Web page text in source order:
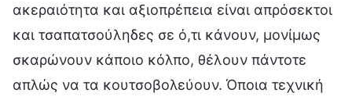
ακεραιότητα και αξιοπρέπεια είναι απρόσεκτοι
και τσαπατσούληδες σε ό,τι κάνουν, μονίμως
σκαρώνουν κάποιο κόλπο, θέλουν πάντοτε
απλώς να τα κουτσοβολεύουν. Όποια τεχνική